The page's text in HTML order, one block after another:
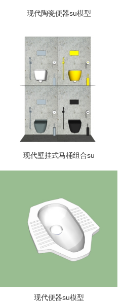
现代陶瓷便器su模型
现代壁挂式马桶组合su
现代便器su模型